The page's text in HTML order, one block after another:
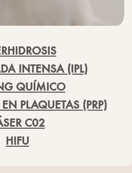
INTENSA (IPL)
QUÍMICO
PLAQUETAS (PRP)
C02
HIFU